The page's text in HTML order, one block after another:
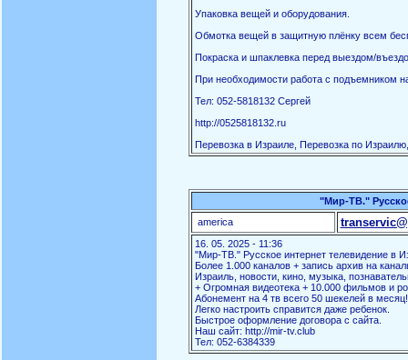
Упаковка вещей и оборудования.
Обмотка вещей в защитную плёнку всем
Покраска и шпаклевка перед выездом/
При необходимости работа с подъемником
Тел: 052-5818132 Сергей
http://0525818132.ru
Перевозка в Израиле, Перевозка по
"Мир-ТВ."
america
16. 05. 2025 - 11:36
"Мир-ТВ." Русское интернет телевидение в
Более 1.000 каналов + запись архив на
Израиль, новости, кино, музыка,
+ Огромная видеотека + 10.000 фильмов и
Абонемент на 4 тв всего 50 шекелей в месяц!
Легко настроить справится даже ребенок.
Быстрое оформление договора с сайта.
Наш сайт: http://mir-tv.club
Тел: 052-6384339